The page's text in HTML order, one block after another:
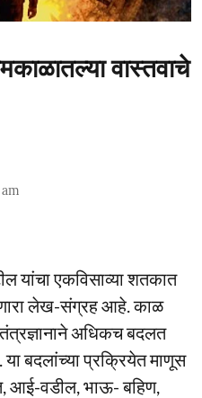
वास्तवाचे
यांचा एकविसाव्या शतकात
लेख-संग्रह आहे. काळ
अधिकच बदलत
बदलांच्या प्रक्रियेत माणूस
आई-वडील, भाऊ- बहिण,